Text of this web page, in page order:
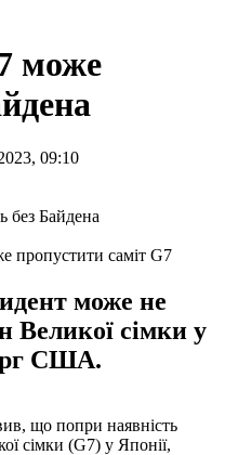
може
09:10
саміт G7
може не
Великої сімки у
США.
що попри наявність
сімки (G7) у Японії,